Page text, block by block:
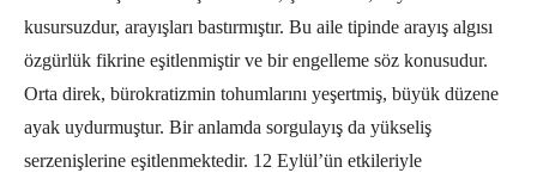
kusursuzdur, arayışları bastırmıştır. Bu aile tipinde arayış algısı
özgürlük fikrine eşitlenmiştir ve bir engelleme söz konusudur.
Orta direk, bürokratizmin tohumlarını yeşertmiş, büyük düzene
ayak uydurmuştur. Bir anlamda sorgulayış da yükseliş
serzenişlerine eşitlenmektedir. 12 Eylül’ün etkileriyle